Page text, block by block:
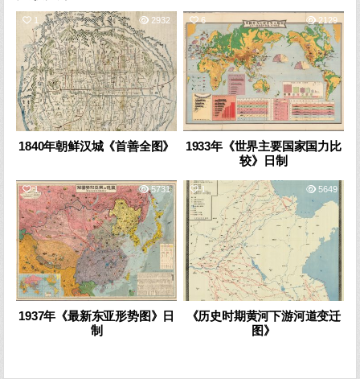
1 2932
1840年朝鲜汉城《首善全图》
6 2129
1933年《世界主要国家国力比
较》日制
1 5731
1937年《最新东亚形势图》日
制
1 5649
《历史时期黄河下游河道变迁
图》